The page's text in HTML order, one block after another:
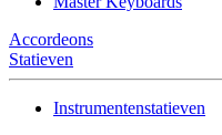
Accordeons
Statieven
Instrumentenstatieven